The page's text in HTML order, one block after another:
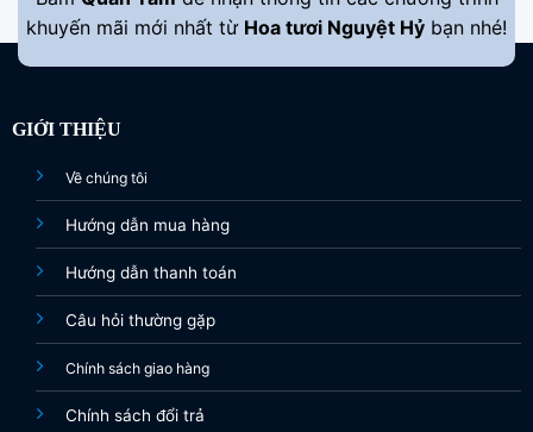
khuyến mãi mới nhất từ Hoa tươi Nguyệt Hỷ bạn nhé!
GIỚI THIỆU
Về chúng tôi
Hướng dẫn mua hàng
Hướng dẫn thanh toán
Câu hỏi thường gặp
Chính sách giao hàng
Chính sách đổi trả